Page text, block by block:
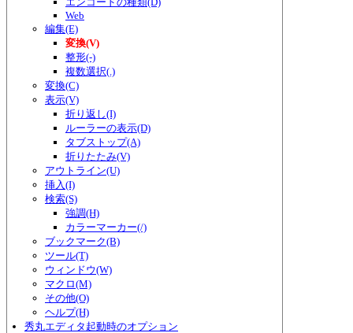
Web
編集(E)
変換(V)
整形(-)
複数選択(.)
変換(C)
表示(V)
折り返し(I)
ルーラーの表示(D)
タブストップ(A)
折りたたみ(V)
アウトライン(U)
挿入(I)
検索(S)
強調(H)
カラーマーカー(/)
ブックマーク(B)
ツール(T)
ウィンドウ(W)
マクロ(M)
その他(O)
ヘルプ(H)
秀丸エディタ起動時のオプション